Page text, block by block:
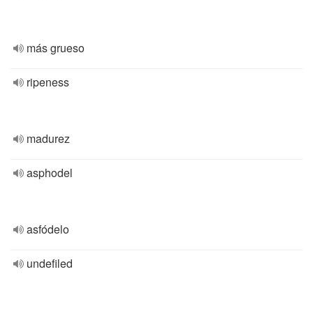
más grueso
ripeness
madurez
asphodel
asfódelo
undefiled